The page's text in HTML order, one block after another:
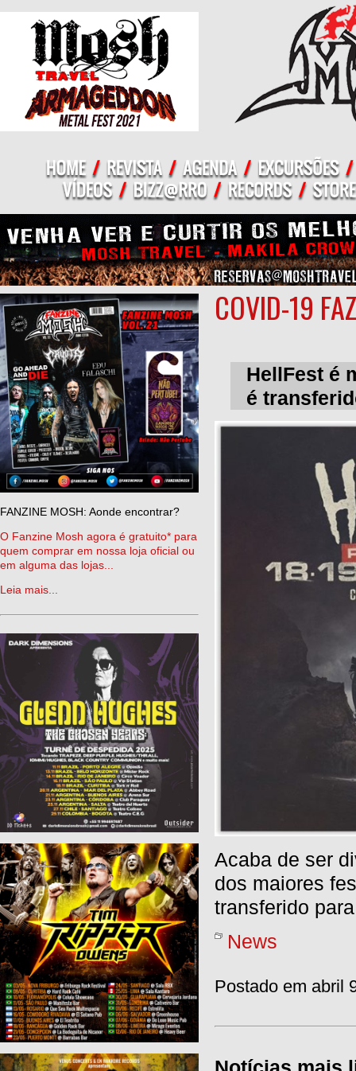
FANZINE MOSH: Aonde encontrar?
O Fanzine Mosh agora é gratuito* para
quem comprar em nossa loja oficial ou
em alguma das lojas...
Leia mais...
COVID-19
HellFest é
é
Acaba de ser
dos maiores
transferido
News
Postado em abril